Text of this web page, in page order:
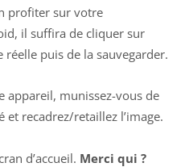
profiter sur votre
il suffira de cliquer sur
réelle puis de la sauvegarder.
appareil, munissez-vous de
recadrez/retaillez l’image.
d’accueil. Merci qui ?